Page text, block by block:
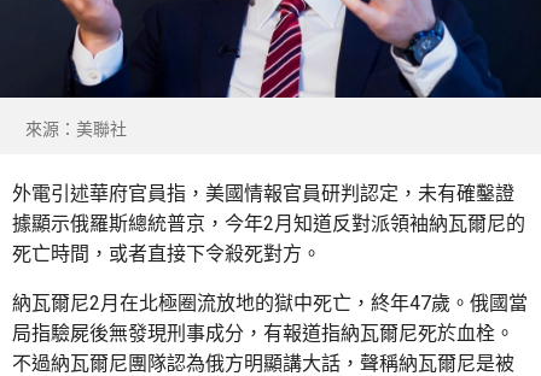
來源：美聯社
外電引述華府官員指，美國情報官員研判認定，未有確鑿證
據顯示俄羅斯總統普京，今年2月知道反對派領袖納瓦爾尼的
死亡時間，或者直接下令殺死對方。
納瓦爾尼2月在北極圈流放地的獄中死亡，終年47歲。俄國當
局指驗屍後無發現刑事成分，有報道指納瓦爾尼死於血栓。
不過納瓦爾尼團隊認為俄方明顯講大話，聲稱納瓦爾尼是被